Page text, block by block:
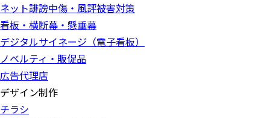
ネット誹謗中傷・風評被害対策
看板・横断幕・懸垂幕
デジタルサイネージ（電子看板）
ノベルティ・販促品
広告代理店
デザイン制作
チラシ